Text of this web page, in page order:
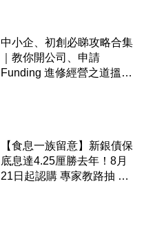
中小企、初創必睇攻略合集
｜教你開公司、申請
Funding 進修經營之道搵大
【食息一族留意】新銀債保
底息達4.25厘勝去年！8月
21日起認購 專家教路抽 20